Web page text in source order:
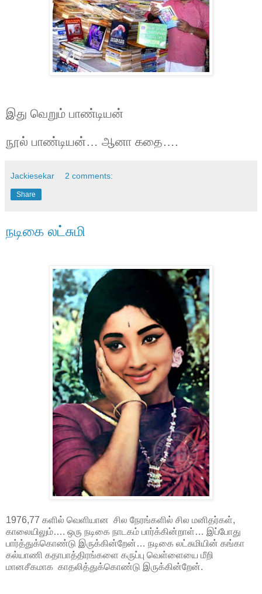
இது வெறும் பாண்டியன்
நூல் பாண்டியன்… ஆனா கதை….
Jackiesekar 2 comments:
Share
நடிகை லட்சுமி
1976,77 களில் வெளியான சில நேரங்களில் சில மனிதர்கள்,
காலையிலும்…. ஒரு நடிகை நாடகம் பார்க்கின்றாள்… இப்போது
பார்த்துக்கொண்டு இருக்கின்றேன்… நடிகை லட்சுமியின் கங்கா
கல்யாணி கதாபாத்திரங்களை கருப்பு வெள்ளையை மீறி
மானசீகமாக காதலித்துக்கொண்டு இருக்கின்றேன்.